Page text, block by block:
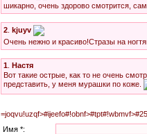
шикарно, очень здорово смотрится,
2 kjuyv
Очень нежно и красиво!Стразы на
1 Настя
Вот такие острые, как то не очень
представить, у меня мурашки по коже.
Имя *: